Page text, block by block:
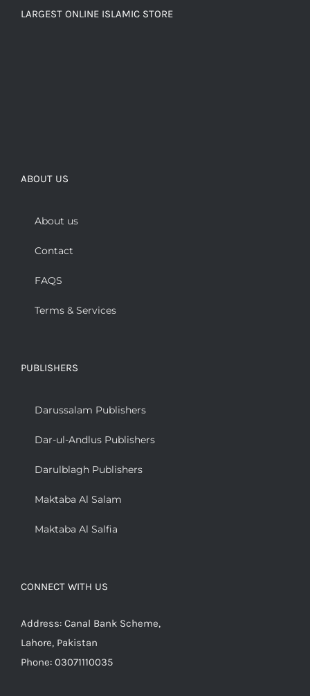
LARGEST ONLINE ISLAMIC STORE
ABOUT US
About us
Contact
FAQS
Terms & Services
PUBLISHERS
Darussalam Publishers
Dar-ul-Andlus Publishers
Darulblagh Publishers
Maktaba Al Salam
Maktaba Al Salfia
CONNECT WITH US
Address: Canal Bank Scheme,
Lahore, Pakistan
Phone: 03071110035